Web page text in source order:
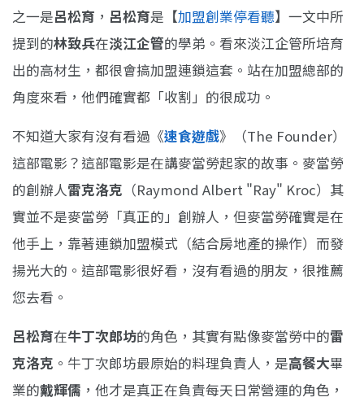
之一是呂松育 ， 呂松育是 【加盟創業停看聽】 一文中所
提到的林致兵在淡江企管的學弟。看來淡江企管所培育
出的高材生，都很會搞加盟連鎖這套。站在加盟總部的
角度來看，他們確實都「收割」的很成功。
不知道大家有沒有看過《速食遊戲》（The Founder）
這部電影？這部電影是在講麥當勞起家的故事。麥當勞
的創辦人雷克洛克 （Raymond Albert "Ray" Kroc）其
實並不是麥當勞「真正的」創辦人，但麥當勞確實是在
他手上，靠著連鎖加盟模式（結合房地產的操作）而發
揚光大的。這部電影很好看，沒有看過的朋友，很推薦
您去看。
呂松育在牛丁次郎坊的角色，其實有點像麥當勞中的雷
克洛克 。牛丁次郎坊最原始的料理負責人，是高餐大畢
業的戴輝儒 ，他才是真正在負責每天日常營運的角色，